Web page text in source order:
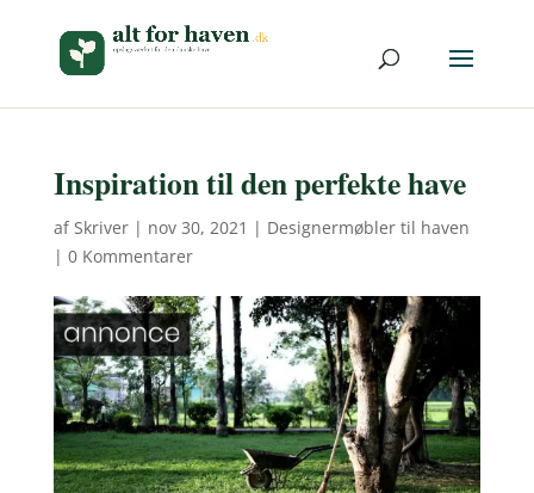
Inspiration til den perfekte have
afSkriver| nov 30, 2021 | Designermøbler til haven
| 0 Kommentarer